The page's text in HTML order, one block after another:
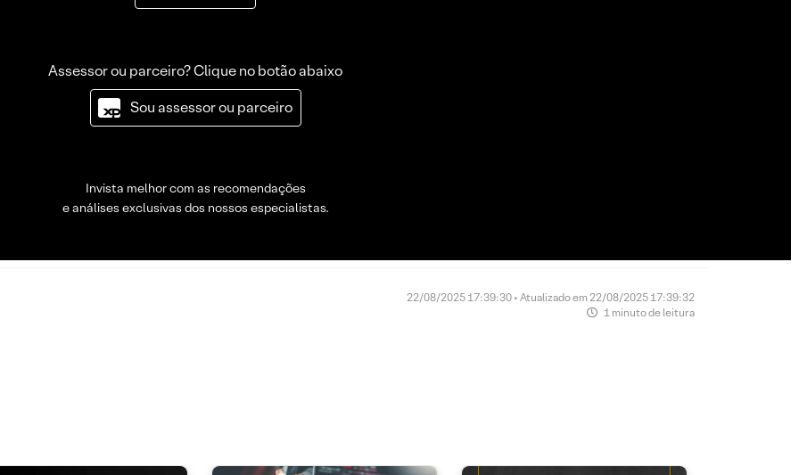
Assessor ou parceiro? Clique no botão abaixo
Sou assessor ou parceiro
Invista melhor com as recomendações
e análises exclusivas dos nossos especialistas.
22/08/2025 17:39:30 • Atualizado em 22/08/2025 17:39:32
1 minuto de leitura